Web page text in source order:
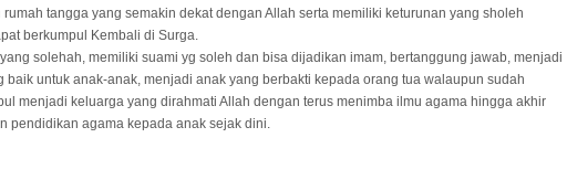
tangga yang semakin dekat dengan Allah serta memiliki keturunan yang sholeh
berkumpul Kembali di Surga.
solehah, memiliki suami yg soleh dan bisa dijadikan imam, bertanggung jawab, menjadi
baik untuk anak-anak, menjadi anak yang berbakti kepada orang tua walaupun sudah
menjadi keluarga yang dirahmati Allah dengan terus menimba ilmu agama hingga akhir
pendidikan agama kepada anak sejak dini.